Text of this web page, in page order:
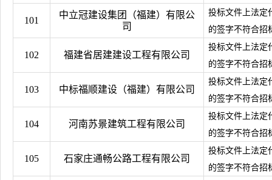
101
中立冠建设集团（福建）有限公
司
投标文件上法定
的签字不符合招
102 福建省居建建设工程有限公司
投标文件上法定
的签字不符合招
103 中标福顺建设（福建）有限公司
投标文件上法定
的签字不符合招
104 河南苏景建筑工程有限公司
投标文件上法定
的签字不符合招
105 石家庄通畅公路工程有限公司
投标文件上法定
的签字不符合招